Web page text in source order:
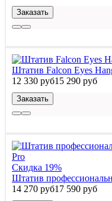
Заказать
Штатив Falcon Eyes
12 330 руб15 290 руб
Заказать
Скидка 19%
Штатив
14 270 руб17 590 руб